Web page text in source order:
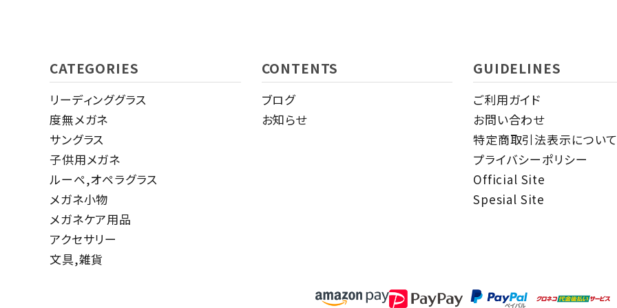
CATEGORIES
リーディンググラス
度無メガネ
サングラス
子供用メガネ
ルーペ,オペラグラス
メガネ小物
メガネケア用品
アクセサリー
文具,雑貨
CONTENTS
ブログ
お知らせ
GUIDELINES
ご利用ガイド
お問い合わせ
特定商取引法表示につい
プライバシーポリシー
Official Site
Spesial Site